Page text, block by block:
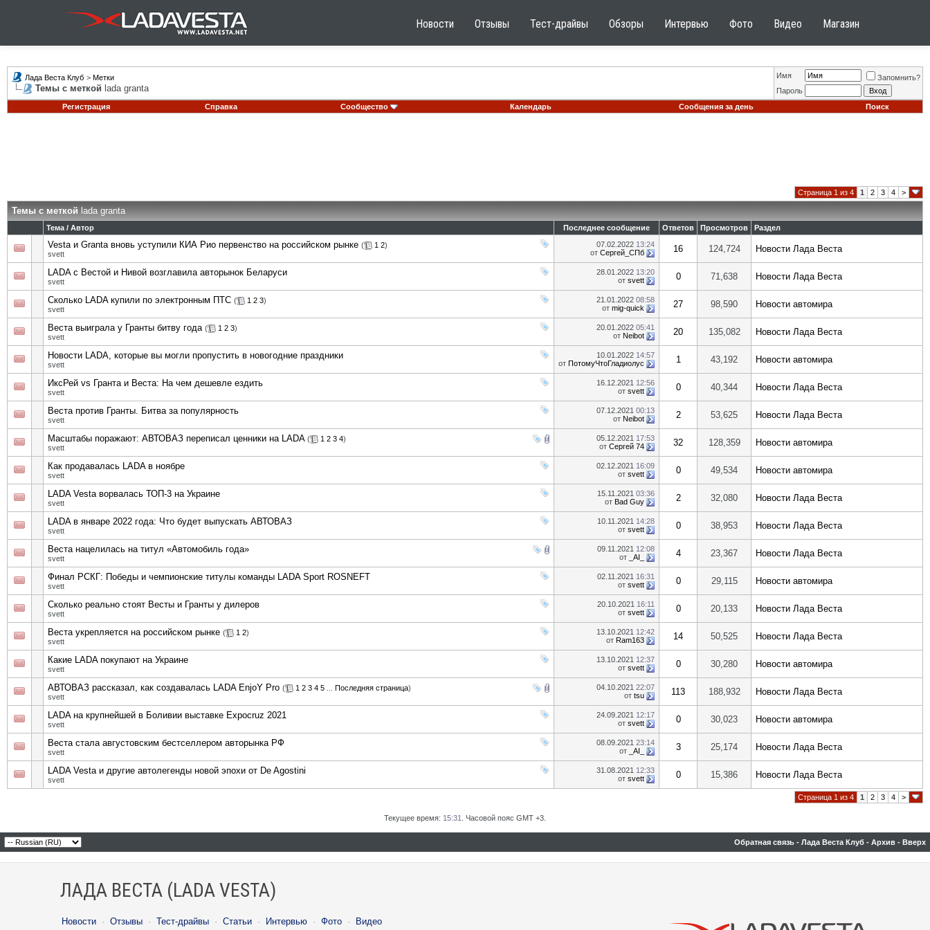
Новости Отзывы Тест-драйвы Обзоры Интервью Фото Видео Магазин
Лада Веста Клуб > Метки
Темы с меткой lada granta
Имя
Запомнить?
Пароль
Регистрация
Справка Сообщество Календарь Сообщения за день Поиск
Страница 1 из 4 1 2 3 4 >
Темы с меткой lada granta
Тема / Автор Последнее сообщение Ответов Просмотров Раздел
Vesta и Granta вновь уступили КИА Рио первенство на российском рынке ( 1 2)
svett
07.02.2022 13:24
от Сергей_СПб 16 124,724 Новости Лада Веста
LADA с Вестой и Нивой возглавила авторынок Беларуси
svett
28.01.2022 13:20
от svett 0 71,638 Новости Лада Веста
Сколько LADA купили по электронным ПТС ( 1 2 3)
svett
21.01.2022 08:58
от mig-quick 27 98,590 Новости автомира
Веста выиграла у Гранты битву года ( 1 2 3)
svett
20.01.2022 05:41
от Neibot 20 135,082 Новости Лада Веста
Новости LADA, которые вы могли пропустить в новогодние праздники
svett
10.01.2022 14:57
от ПотомуЧтоГладиолус 1 43,192 Новости автомира
ИксРей vs Гранта и Веста: На чем дешевле ездить
svett
16.12.2021 12:56
от svett 0 40,344 Новости Лада Веста
Веста против Гранты. Битва за популярность
svett
07.12.2021 00:13
от Neibot 2 53,625 Новости Лада Веста
Масштабы поражают: АВТОВАЗ переписал ценники на LADA ( 1 2 3 4)
svett
05.12.2021 17:53
от Сергей 74 32 128,359 Новости автомира
Как продавалась LADA в ноябре
svett
02.12.2021 16:09
от svett 0 49,534 Новости автомира
LADA Vesta ворвалась ТОП-3 на Украине
svett
15.11.2021 03:36
от Bad Guy 2 32,080 Новости Лада Веста
LADA в январе 2022 года: Что будет выпускать АВТОВАЗ
svett
10.11.2021 14:28
от svett 0 38,953 Новости Лада Веста
Веста нацелилась на титул «Автомобиль года»
svett
09.11.2021 12:08
от
_AI_ 4 23,367 Новости Лада Веста
Финал РСКГ: Победы и чемпионские титулы команды LADA Sport ROSNEFT
svett
02.11.2021 16:31
от svett 0 29,115 Новости автомира
Сколько реально стоят Весты и Гранты у дилеров
svett
20.10.2021 16:11
от svett 0 20,133 Новости Лада Веста
Веста укрепляется на российском рынке ( 1 2)
svett
13.10.2021 12:42
от Ram163 14 50,525 Новости Лада Веста
Какие LADA покупают на Украине
svett
13.10.2021 12:37
от svett 0 30,280 Новости автомира
АВТОВАЗ рассказал, как создавалась LADA EnjoY Pro ( 1 2 3 4 5 Последняя страница)
svett
04.10.2021 22:07
от tsu 113 188,932 Новости Лада Веста
LADA на крупнейшей в Боливии выставке Expocruz 2021
svett
24.09.2021 12:17
от svett 0 30,023 Новости автомира
Веста стала августовским бестселлером авторынка РФ
svett
08.09.2021 23:14
от
_AI_ 3 25,174 Новости Лада Веста
LADA Vesta и другие автолегенды новой эпохи от De Agostini
svett
31.08.2021 12:33
от svett 0 15,386 Новости Лада Веста
Страница 1 из 4 1 2 3 4 >
Текущее время: 15:31 . Часовой пояс GMT +3.
Обратная связь - Лада Веста Клуб - Архив - Вверх
ЛАДА ВЕСТА (LADA VESTA)
Новости · Отзывы · Тест-драйвы · Статьи · Интервью · Фото · Видео